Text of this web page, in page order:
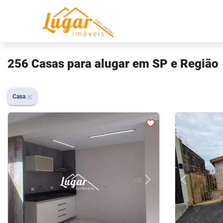
256 Casas para alugar em SP e Região
Casa
arrow_back_iosPrevious arrow_forward_iosNext arrow_back_iosPrevious